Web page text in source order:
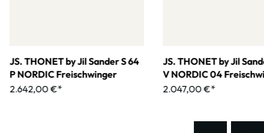
JS. THONET by Jil Sander S 64
P NORDIC Freischwinger
2.642,00 €*
JS. THONET by Jil
V NORDIC 04
2.047,00 €*